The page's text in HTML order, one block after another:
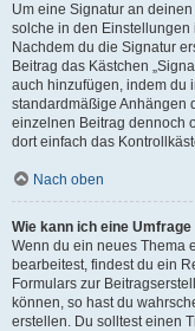
Um eine Signatur an
solche in den
Nachdem du die Signatur
Beitrag das Kästchen
auch hinzufügen, indem du
standardmäßige Anhängen
einzelnen Beitrag dennoch
dort einfach das
Nach oben
Wie kann ich eine
Wenn du ein neues Thema
bearbeitest, findest du ein
Formulars zur
können, so hast du
erstellen. Du solltest einen